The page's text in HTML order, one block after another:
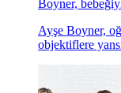
Boyner,
Ayşe Boyner,
objektiflere